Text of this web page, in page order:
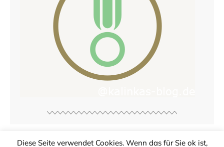
Diese Seite verwendet Cookies. Wenn das für Sie ok ist,